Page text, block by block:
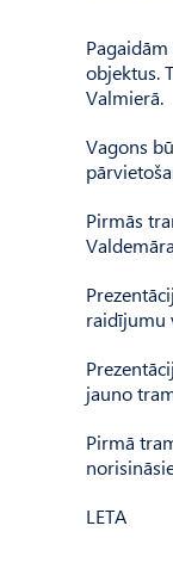
objektus.
Valmierā.
Vagons
Pirmās
raidījumu
jauno
Pirmā
LETA